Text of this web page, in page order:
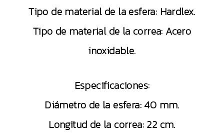
Tipo de material de la esfera: Hardlex.
Tipo de material de la correa: Acero
inoxidable.
Especificaciones:
Diámetro de la esfera: 40 mm.
Longitud de la correa: 22 cm.